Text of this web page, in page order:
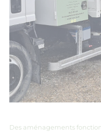
Des aménagements